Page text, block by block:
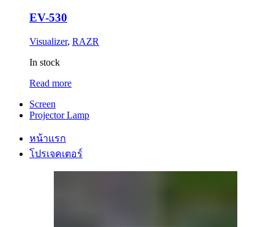
EV-530
Visualizer, RAZR
In stock
Read more
Screen
Projector Lamp
หน้าแรก
โปรเจคเตอร์